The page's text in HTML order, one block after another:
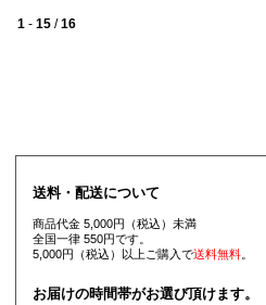
1 - 15 /16
送料・配送について
商品代金 5,000円（税込）未満
全国一律 550円です。
5,000円（税込）以上ご購入で送料無料。
お届けの時間帯がお選び頂けます。